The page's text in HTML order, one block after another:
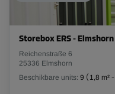
Storebox ERS - Elmshorn
Reichenstraße 6
25336 Elmshorn
Beschikbare units: 9 ( 1,8 m² -